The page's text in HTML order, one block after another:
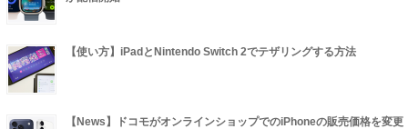
【使い方】iPadとNintendo Switch 2でテザリングする方法
【News】ドコモがオンラインショップでのiPhoneの販売価格を変更